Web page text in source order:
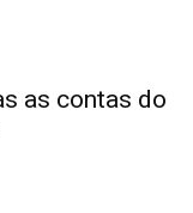
as contas do